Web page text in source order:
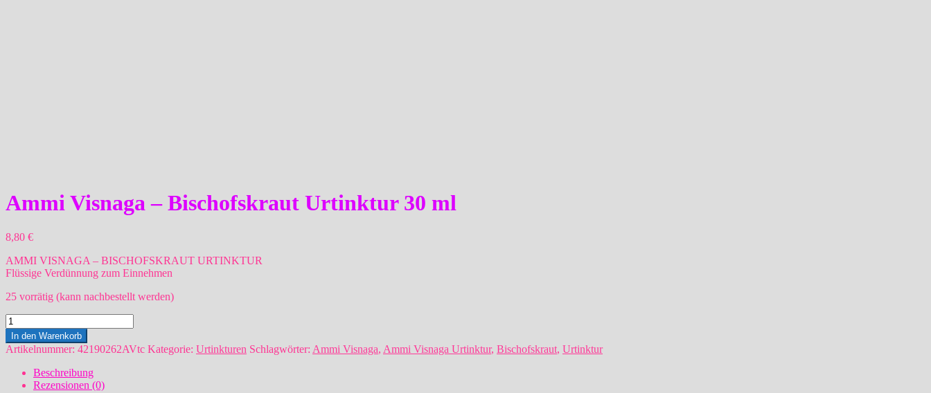
Ammi Visnaga – Bischofskraut Urtinktur 30 ml
8,80 €
AMMI VISNAGA – BISCHOFSKRAUT URTINKTUR
Flüssige Verdünnung zum Einnehmen
25 vorrätig (kann nachbestellt werden)
Ammi
Visnaga
-
Bischofskraut
Urtinktur
In den Warenkorb
Artikelnummer: 42190262AVtc Kategorie: Urtinkturen Schlagwörter: Ammi Visnaga, Ammi Visnaga Urtinktur, Bischofskraut, Urtinktur
Beschreibung
Rezensionen (0)